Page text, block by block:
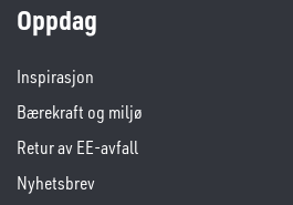
Oppdag
Inspirasjon
Bærekraft og miljø
Retur av EE-avfall
Nyhetsbrev